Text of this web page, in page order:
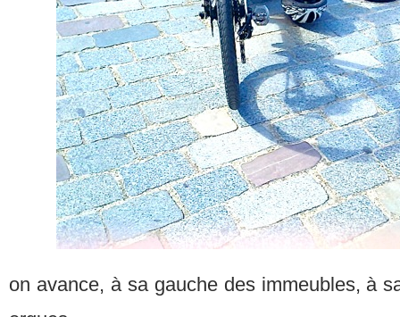
on avance, à sa gauche des immeubles, à